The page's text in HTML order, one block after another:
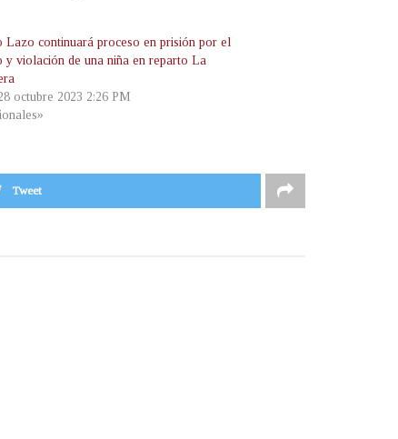
Lazo continuará proceso en prisión por el
y violación de una niña en reparto La
octubre 2023 2:26 PM
Tweet